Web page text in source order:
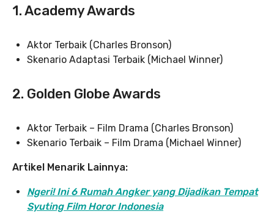
1.Academy Awards
Aktor Terbaik (Charles Bronson)
Skenario Adaptasi Terbaik (Michael Winner)
2. Golden Globe Awards
Aktor Terbaik – Film Drama (Charles Bronson)
Skenario Terbaik – Film Drama (Michael Winner)
Artikel Menarik Lainnya:
Ngeri! Ini 6 Rumah Angker yang Dijadikan Tempat
Syuting Film Horor Indonesia